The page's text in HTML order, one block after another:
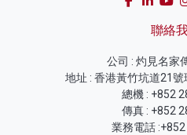
聯絡
公司 : 灼見名家
地址 : 香港黃竹坑道21
總機 : +852
傳真 : +852
業務電話